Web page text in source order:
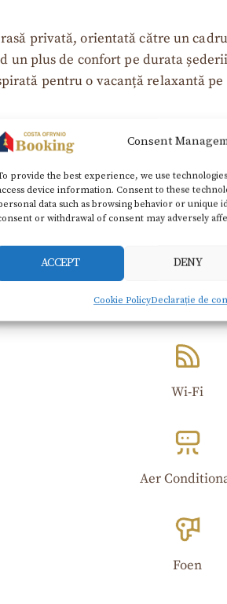
Consent
provide the best experience, we use
device information. Consent to these
data such as browsing behavior or unique
or withdrawal of consent may adversely
ACCEPT DENY
Cookie PolicyDeclarație de
privată, orientată către un
plus de confort pe durata
pentru o vacanță relaxantă
Wi-Fi​
Aer
Foen